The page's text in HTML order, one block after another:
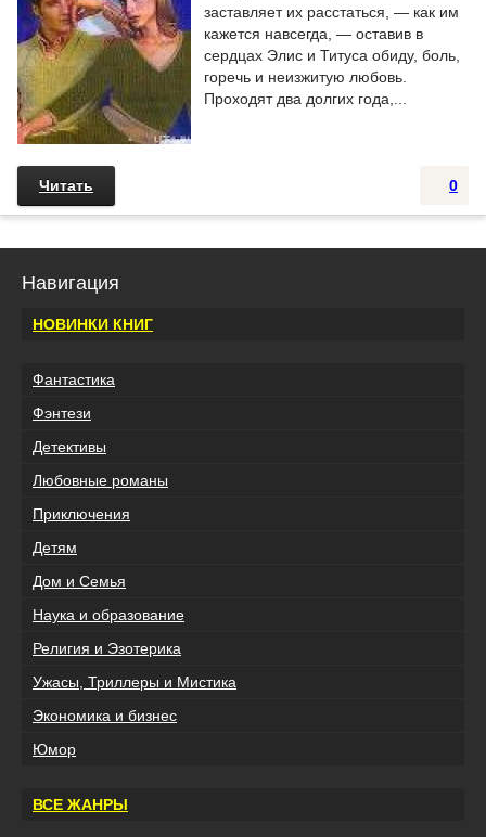
заставляет их расстаться, — как им
кажется навсегда, — оставив в
сердцах Элис и Титуса обиду, боль,
горечь и неизжитую любовь.
Проходят два долгих года,...
0
Читать
Навигация
НОВИНКИ КНИГ
Фантастика
Фэнтези
Детективы
Любовные романы
Приключения
Детям
Дом и Семья
Наука и образование
Религия и Эзотерика
Ужасы, Триллеры и Мистика
Экономика и бизнес
Юмор
ВСЕ ЖАНРЫ